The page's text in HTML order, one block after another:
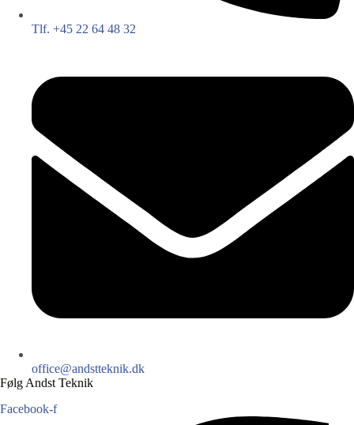
Tlf. +45 22 64 48 32
office@andstteknik.dk
Følg Andst Teknik
Facebook-f